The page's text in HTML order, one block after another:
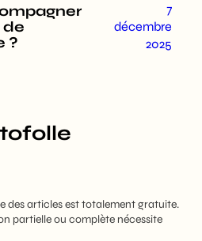
de
?
7
décembre
2025
des articles est totalement gratuite.
partielle ou complète nécessite